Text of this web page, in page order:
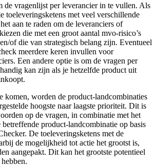
de vragenlijst per leverancier in te vullen. Als
toeleveringsketens met veel verschillende
aan te raden om de leveranciers of
die met een groot aantal mvo-risico’s
of die van strategisch belang zijn. Eventueel
meerdere keren invullen voor
Een andere optie is om de vragen per
kan zijn als je hetzelfde product uit
komen, worden de product-landcombinaties
hoogste naar laagste prioriteit. Dit is
op de vragen, in combinatie met het
betreffende product-landcombinatie op basis
De toeleveringsketens met de
de mogelijkheid tot actie het grootst is,
aangepakt. Dit kan het grootste potentieel